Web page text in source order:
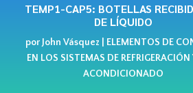
TEMP1-CAP5: BOTELLAS
DE LÍQUIDO
por John Vásquez
ELEMENTOS DE
EN LOS SISTEMAS DE REFRIGERACIÓN
ACONDICIONADO